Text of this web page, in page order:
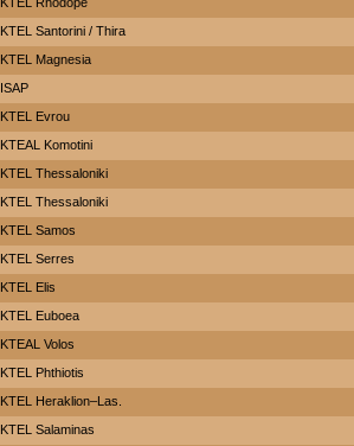
KTEL Santorini / Thira
ΚΤΕL Magnesia
ISAP
KTEL Evrou
KTEAL Komotini
KTEL Thessaloniki
KTEL Thessaloniki
KTEL Samos
KTEL Serres
KTEL Elis
ΚΤΕL Euboea
KTEAL Volos
ΚΤΕL Phthiotis
KTEL Heraklion–Las.
KTEL Salaminas